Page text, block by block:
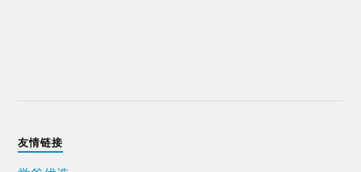
友情链接